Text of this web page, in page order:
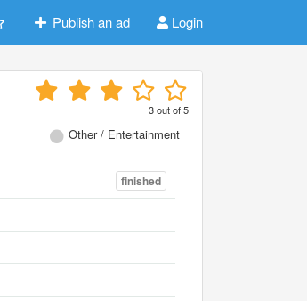
Publish an ad Login
3out of5
Other / Entertainment
finished